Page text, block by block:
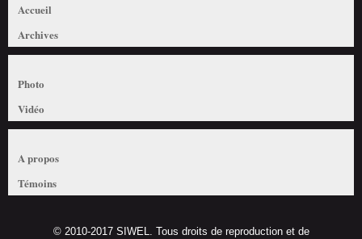
Accueil
Archives
Photo
Vidéo
A propos
Témoins
© 2010-2017 SIWEL. Tous droits de reproduction et de